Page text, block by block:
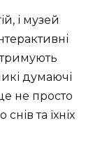
і музей
думаючі
не просто
та їхніх